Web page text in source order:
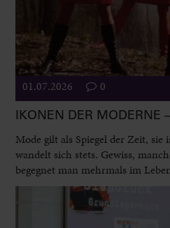
01.07.2026 0
IKONEN DER MODERNE
Mode gilt als Spiegel der Zeit, sie
wandelt sich stets. Gewiss,
begegnet man mehrmals im